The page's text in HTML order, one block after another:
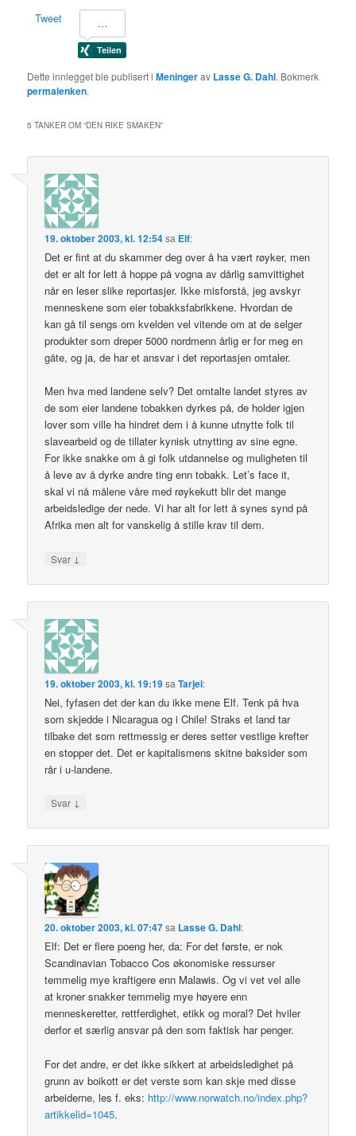
Tweet
Dette innlegget ble publisert iMeningerav Lasse G. Dahl. Bokmerk
permalenken.
5 TANKER OM “DEN RIKE SMAKEN”
19. oktober 2003, kl. 12:54sa Elf:
Det er fint at du skammer deg over å ha vært røyker, men
det er alt for lett å hoppe på vogna av dårlig samvittighet
når en leser slike reportasjer. Ikke misforstå, jeg avskyr
menneskene som eier tobakksfabrikkene. Hvordan de
kan gå til sengs om kvelden vel vitende om at de selger
produkter som dreper 5000 nordmenn årlig er for meg en
gåte, og ja, de har et ansvar i det reportasjen omtaler.
Men hva med landene selv? Det omtalte landet styres av
de som eier landene tobakken dyrkes på, de holder igjen
lover som ville ha hindret dem i å kunne utnytte folk til
slavearbeid og de tillater kynisk utnytting av sine egne.
For ikke snakke om å gi folk utdannelse og muligheten til
å leve av å dyrke andre ting enn tobakk. Let’s face it,
skal vi nå målene våre med røykekutt blir det mange
arbeidsledige der nede. Vi har alt for lett å synes synd på
Afrika men alt for vanskelig å stille krav til dem.
Svar ↓
19. oktober 2003, kl. 19:19sa Tarjei:
Nei, fyfasen det der kan du ikke mene Elf. Tenk på hva
som skjedde i Nicaragua og i Chile! Straks et land tar
tilbake det som rettmessig er deres setter vestlige krefter
en stopper det. Det er kapitalismens skitne baksider som
rår i u-landene.
Svar ↓
20. oktober 2003, kl. 07:47sa Lasse G. Dahl:
Elf: Det er flere poeng her, da: For det første, er nok
Scandinavian Tobacco Cos økonomiske ressurser
temmelig mye kraftigere enn Malawis. Og vi vet vel alle
at kroner snakker temmelig mye høyere enn
menneskeretter, rettferdighet, etikk og moral? Det hviler
derfor et særlig ansvar på den som faktisk har penger.
For det andre, er det ikke sikkert at arbeidsledighet på
grunn av boikott er det verste som kan skje med disse
arbeiderne, les f. eks: http://www.norwatch.no/index.php?
artikkelid=1045.